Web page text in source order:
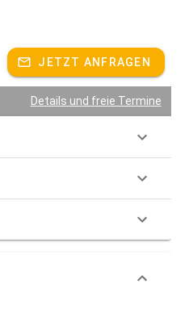
JETZT ANFRAGEN
Details und freie Termine